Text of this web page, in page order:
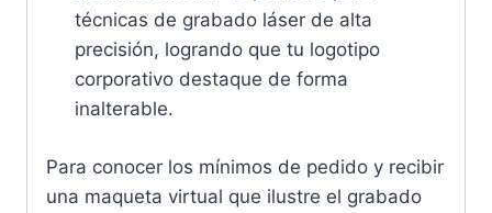
técnicas de grabado láser de alta
precisión, logrando que tu logotipo
corporativo destaque de forma
inalterable.
Para conocer los mínimos de pedido y recibir
una maqueta virtual que ilustre el grabado